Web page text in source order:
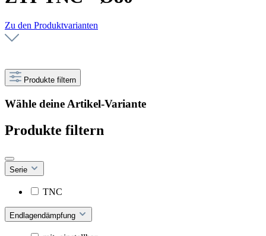
Zu den Produktvarianten
Produkte filtern
Wähle deine Artikel-Variante
Produkte filtern
Serie
TNC
Endlagendämpfung